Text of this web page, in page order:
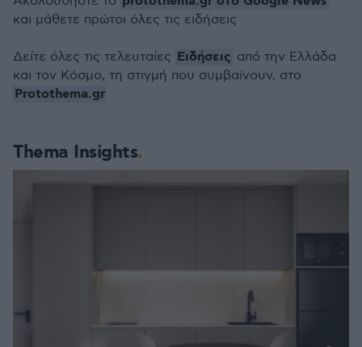
Thema Insights
και μάθετε πρώτοι όλες τις ειδήσεις
Δείτε όλες τις τελευταίες Ειδήσεις από την Ελλάδα
και τον Κόσμο, τη στιγμή που συμβαίνουν, στο
Protothema.gr